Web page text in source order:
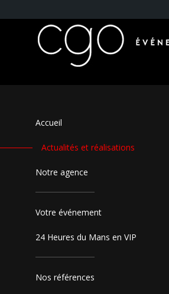
Accueil
Actualités et réalisations
Notre agence
Votre événement
24 Heures du Mans en VIP
Nos références